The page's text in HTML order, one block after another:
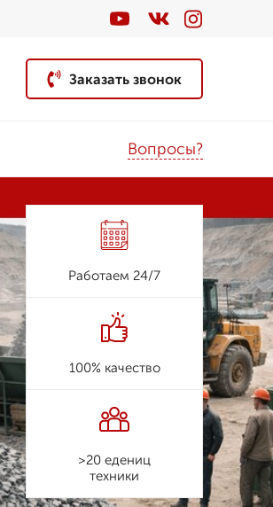
Заказать звонок
Вопросы?
Работаем 24/7
100% качество
>20 едениц
техники